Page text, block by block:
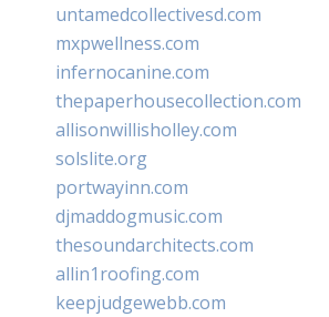
untamedcollectivesd.com
mxpwellness.com
infernocanine.com
thepaperhousecollection.com
allisonwillisholley.com
solslite.org
portwayinn.com
djmaddogmusic.com
thesoundarchitects.com
allin1roofing.com
keepjudgewebb.com